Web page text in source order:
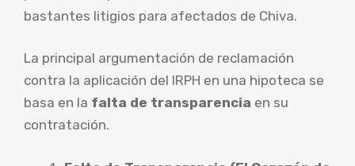
bastantes litigios para afectados de Chiva.
La principal argumentación de reclamación
contra la aplicación del IRPH en una hipoteca se
basa en la falta de transparencia en su
contratación.